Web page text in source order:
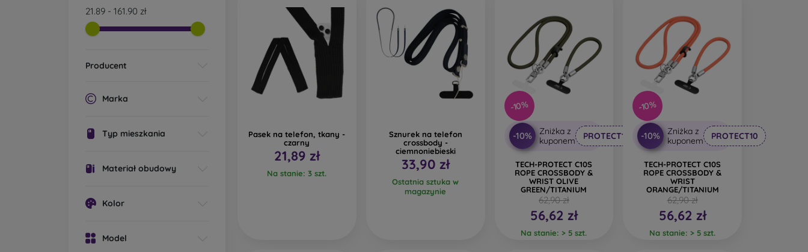
21.89 - 161.90 zł
Producent
Marka
Typ mieszkania
Materiał obudowy
Kolor
Model
Pasek na telefon, tkany -
czarny
21,89 zł
Na stanie: 3 szt.
Sznurek na telefon
crossbody -
ciemnoniebieski
33,90 zł
Ostatnia sztuka w
magazynie
-10%
-10%
Zniżka z
kuponem
PROTECT10
TECH-PROTECT C10S
ROPE CROSSBODY &
WRIST OLIVE
GREEN/TITANIUM
62,90 zł
56,62 zł
Na stanie: > 5 szt.
-10%
-10%
Zniżka z
kuponem
PROTECT10
TECH-PROTECT C10S
ROPE CROSSBODY &
WRIST
ORANGE/TITANIUM
62,90 zł
56,62 zł
Na stanie: > 5 szt.